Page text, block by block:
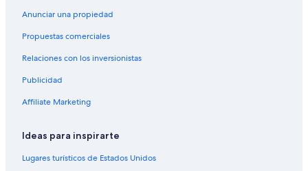
Hoteles 2 estrellas en Flores
Hoteles 5 estrellas en Flores
Apartamentos en Flores
Hostales en Flores
Hoteles de lujo en Flores
Hoteles de negocios en Flores
Anunciar una propiedad
Propuestas comerciales
Relaciones con los inversionistas
Publicidad
Affiliate Marketing
Ideas para inspirarte
Lugares turísticos de Estados Unidos